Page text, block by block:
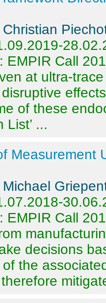
Christian
EMPIR Call
at ultra-
of these
List’ ...
Measurement
Michael
EMPIR Call
decisions
the